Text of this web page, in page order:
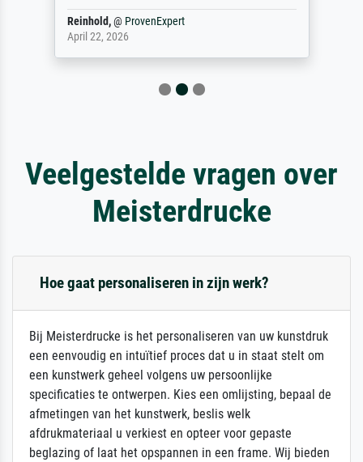
Reinhold,@ ProvenExpert
April 22, 2026
Veelgestelde vragen over
Meisterdrucke
Hoe gaat personaliseren in zijn werk?
Bij Meisterdrucke is het personaliseren van uw kunstdruk
een eenvoudig en intuïtief proces dat u in staat stelt om
een kunstwerk geheel volgens uw persoonlijke
specificaties te ontwerpen. Kies een omlijsting, bepaal de
afmetingen van het kunstwerk, beslis welk
afdrukmateriaal u verkiest en opteer voor gepaste
beglazing of laat het opspannen in een frame. Wij bieden